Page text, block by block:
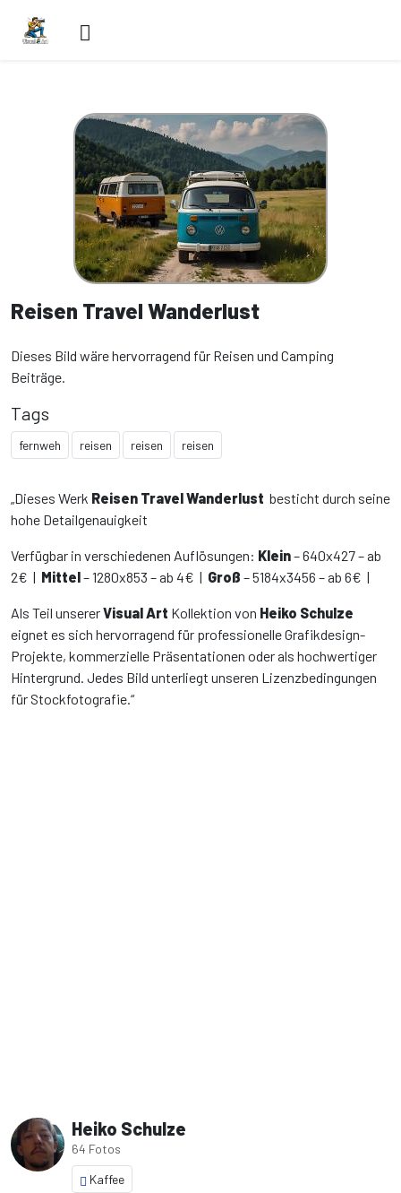
Reisen Travel Wanderlust
Dieses Bild wäre hervorragend für Reisen und Camping
Beiträge.
Tags
fernweh reisen reisen reisen
„Dieses Werk Reisen Travel Wanderlust besticht durch seine
hohe Detailgenauigkeit
Verfügbar in verschiedenen Auflösungen: Klein– 640x427 – ab
2€ | Mittel– 1280x853 – ab 4€ | Groß – 5184x3456 – ab 6€ |
Als Teil unsererVisual Art Kollektion von Heiko Schulze
eignet es sich hervorragend für professionelle Grafikdesign-
Projekte, kommerzielle Präsentationen oder als hochwertiger
Hintergrund. Jedes Bild unterliegt unseren Lizenzbedingungen
für Stockfotografie.“
Heiko Schulze
64 Fotos
Kaffee